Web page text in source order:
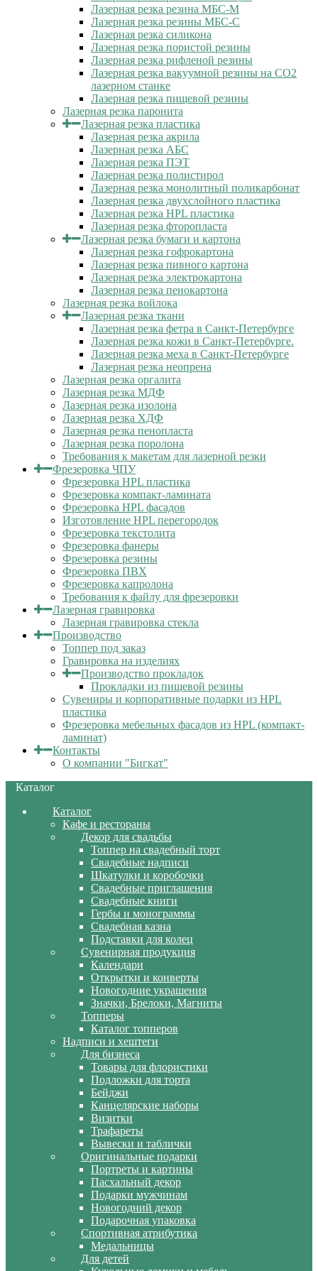
Лазерная резка резина МБС-М
Лазерная резка резины МБС-С
Лазерная резка силикона
Лазерная резка пористой резины
Лазерная резка рифленой резины
Лазерная резка вакуумной резины на CO2
лазерном станке
Лазерная резка пищевой резины
Лазерная резка паронита
Лазерная резка пластика
Лазерная резка акрила
Лазерная резка АБС
Лазерная резка ПЭТ
Лазерная резка полистирол
Лазерная резка монолитный поликарбонат
Лазерная резка двухслойного пластика
Лазерная резка HPL пластика
Лазерная резка фторопласта
Лазерная резка бумаги и картона
Лазерная резка гофрокартона
Лазерная резка пивного картона
Лазерная резка электрокартона
Лазерная резка пенокартона
Лазерная резка войлока
Лазерная резка ткани
Лазерная резка фетра в Санкт-Петербурге
Лазерная резка кожи в Санкт-Петербурге.
Лазерная резка меха в Санкт-Петербурге
Лазерная резка неопрена
Лазерная резка оргалита
Лазерная резка МДФ
Лазерная резка изолона
Лазерная резка ХДФ
Лазерная резка пенопласта
Лазерная резка поролона
Требования к макетам для лазерной резки
Фрезеровка ЧПУ
Фрезеровка HPL пластика
Фрезеровка компакт-ламината
Фрезеровка HPL фасадов
Изготовление HPL перегородок
Фрезеровка текстолита
Фрезеровка фанеры
Фрезеровка резины
Фрезеровка ПВХ
Фрезеровка капролона
Требования к файлу для фрезеровки
Лазерная гравировка
Лазерная гравировка стекла
Производство
Топпер под заказ
Гравировка на изделиях
Производство прокладок
Прокладки из пищевой резины
Сувениры и корпоративные подарки из HPL
пластика
Фрезеровка мебельных фасадов из HPL (компакт-
ламинат)
Контакты
О компании "Бигкат"
Каталог
Каталог
Кафе и рестораны
Декор для свадьбы
Топпер на свадебный торт
Свадебные надписи
Шкатулки и коробочки
Свадебные приглашения
Свадебные книги
Гербы и монограммы
Свадебная казна
Подставки для колец
Сувенирная продукция
Календари
Открытки и конверты
Новогодние украшения
Значки, Брелоки, Магниты
Топперы
Каталог топперов
Надписи и хештеги
Для бизнеса
Товары для флористики
Подложки для торта
Бейджи
Канцелярские наборы
Визитки
Трафареты
Вывески и таблички
Оригинальные подарки
Портреты и картины
Пасхальный декор
Подарки мужчинам
Новогодний декор
Подарочная упаковка
Спортивная атрибутика
Медальницы
Для детей